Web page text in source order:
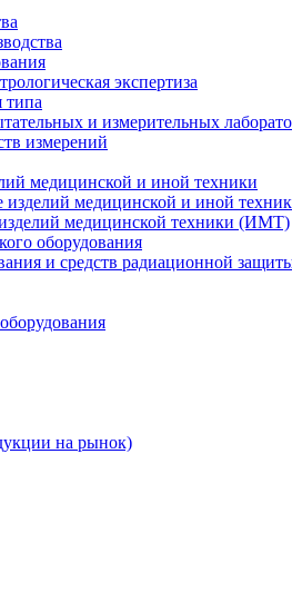
экспертиза
типа
и измерительных
измерений
медицинской и иной техники
изделий медицинской и иной
медицинской техники (ИМТ)
оборудования
и средств радиационной
на рынок)